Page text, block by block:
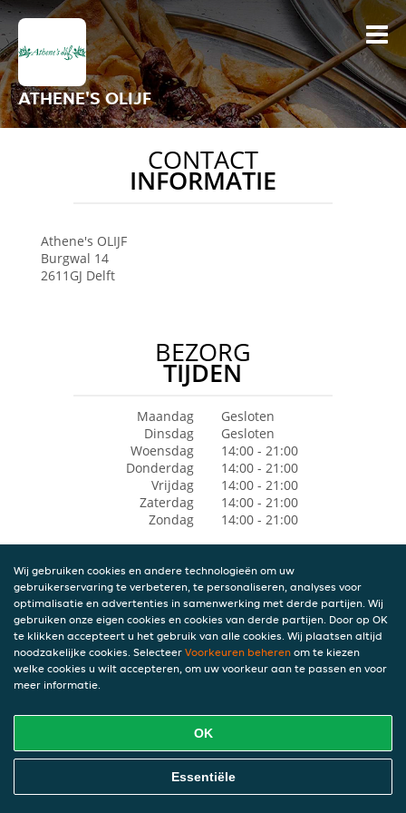
ATHENE'S OLIJF
CONTACT
INFORMATIE
Athene's OLIJF
Burgwal 14
2611GJ Delft
BEZORG
TIJDEN
Maandag
Gesloten
Dinsdag
Gesloten
Woensdag
14:00 - 21:00
Donderdag
14:00 - 21:00
Vrijdag
14:00 - 21:00
Zaterdag
14:00 - 21:00
Zondag
14:00 - 21:00
Wij gebruiken cookies en andere technologieën om uw
gebruikerservaring te verbeteren, te personaliseren, analyses voor
optimalisatie en advertenties in samenwerking met derde partijen. Wij
gebruiken onze eigen cookies en cookies van derde partijen. Door op OK
te klikken accepteert u het gebruik van alle cookies. Wij plaatsen altijd
noodzakelijke cookies. Selecteer Voorkeuren beheren om te kiezen
welke cookies u wilt accepteren, om uw voorkeur aan te passen en voor
meer informatie.
OK
Essentiële